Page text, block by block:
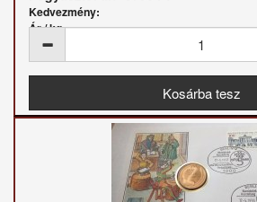
Kedvezmény:
Ár / kg: